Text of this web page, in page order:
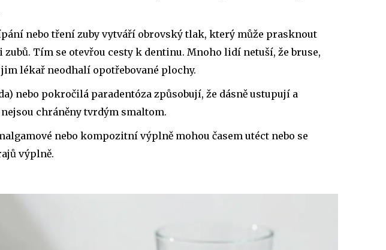
nebo tření zuby vytváří obrovský tlak, který může prasknout
Tím se otevřou cesty k dentinu. Mnoho lidí netuší, že bruse,
lékař neodhalí opotřebované plochy.
nebo pokročilá paradentóza způsobují, že dásně ustupují a
chráněny tvrdým smaltom.
nebo kompozitní výplně mohou časem utéct nebo se
výplně.